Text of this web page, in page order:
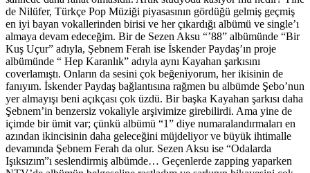
de Nilüfer, Türkçe Pop Müziği piyasasının gördüğü gelmiş geçmiş
en iyi bayan vokallerinden birisi ve her çıkardığı albümü ve single’ı
almaya devam edeceğim. Bir de Sezen Aksu “’88” albümünde “Bir
Kuş Uçur” adıyla, Şebnem Ferah ise İskender Paydaş’ın proje
albümünde “ Hep Karanlık” adıyla aynı Kayahan şarkısını
coverlamıştı. Onların da sesini çok beğeniyorum, her ikisinin de
fanıyım. İskender Paydaş bağlantısına rağmen bu albümde Şebo’nun
yer almayışı beni açıkçası çok üzdü. Bir başka Kayahan şarkısı daha
Şebnem’in benzersiz vokaliyle arşivimize girebilirdi. Ama yine de
içimde bir ümit var; çünkü albümü “1” diye numaralandırmaları en
azından ikincisinin daha geleceğini müjdeliyor ve büyük ihtimalle
devamında Şebnem Ferah da olur. Sezen Aksu ise “Odalarda
Işıksızım”ı seslendirmiş albümde… Geçenlerde zapping yaparken